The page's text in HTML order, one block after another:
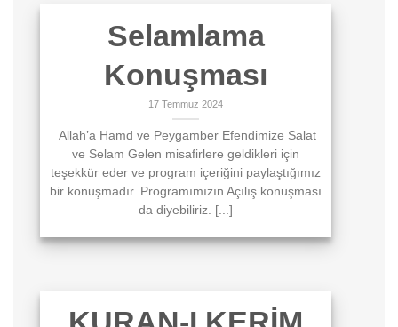
Selamlama
Konuşması
17 Temmuz 2024
Allah’a Hamd ve Peygamber Efendimize Salat
ve Selam Gelen misafirlere geldikleri için
teşekkür eder ve program içeriğini paylaştığımız
bir konuşmadır. Programımızın Açılış konuşması
da diyebiliriz. [...]